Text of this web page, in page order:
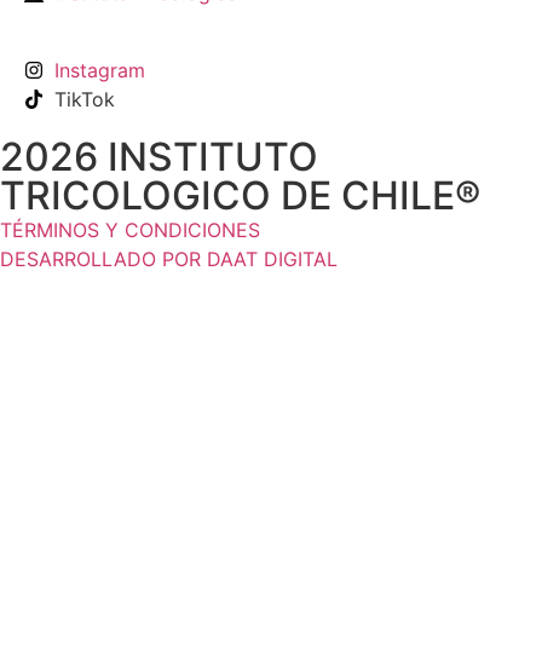
Instagram
TikTok
2026 INSTITUTO
TRICOLOGICO DE CHILE®
TÉRMINOS Y CONDICIONES
DESARROLLADO POR DAAT DIGITAL